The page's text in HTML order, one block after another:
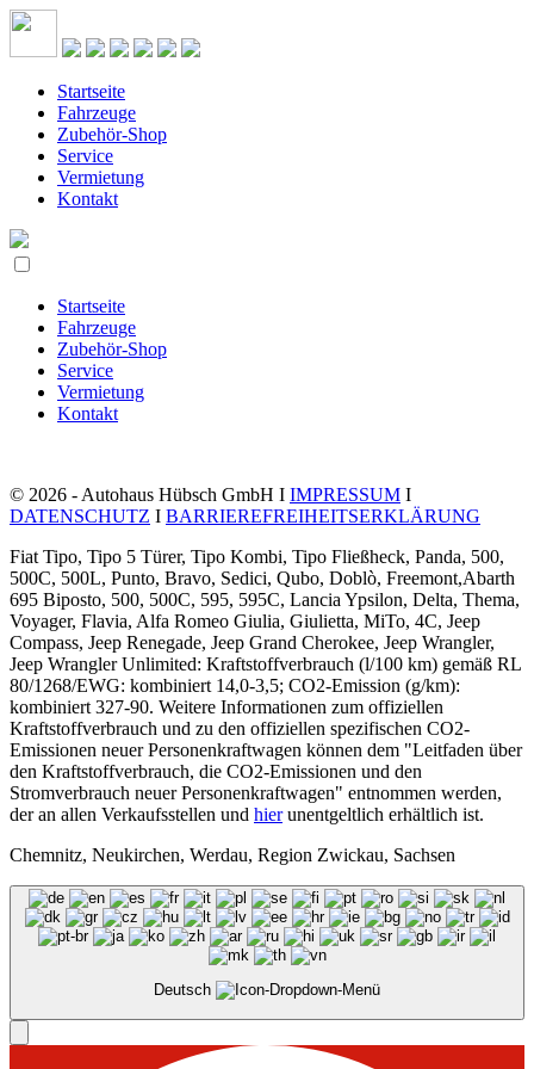
Startseite
Fahrzeuge
Zubehör-Shop
Service
Vermietung
Kontakt
Startseite
Fahrzeuge
Zubehör-Shop
Service
Vermietung
Kontakt
© 2026 - Autohaus Hübsch GmbH I IMPRESSUM I
DATENSCHUTZ I BARRIEREFREIHEITSERKLÄRUNG
Fiat Tipo, Tipo 5 Türer, Tipo Kombi, Tipo Fließheck, Panda, 500,
500C, 500L, Punto, Bravo, Sedici, Qubo, Doblò, Freemont,Abarth
695 Biposto, 500, 500C, 595, 595C, Lancia Ypsilon, Delta, Thema,
Voyager, Flavia, Alfa Romeo Giulia, Giulietta, MiTo, 4C, Jeep
Compass, Jeep Renegade, Jeep Grand Cherokee, Jeep Wrangler,
Jeep Wrangler Unlimited: Kraftstoffverbrauch (l/100 km) gemäß RL
80/1268/EWG: kombiniert 14,0-3,5; CO2-Emission (g/km):
kombiniert 327-90. Weitere Informationen zum offiziellen
Kraftstoffverbrauch und zu den offiziellen spezifischen CO2-
Emissionen neuer Personenkraftwagen können dem "Leitfaden über
den Kraftstoffverbrauch, die CO2-Emissionen und den
Stromverbrauch neuer Personenkraftwagen" entnommen werden,
der an allen Verkaufsstellen und hierunentgeltlich erhältlich ist.
Chemnitz, Neukirchen, Werdau, Region Zwickau, Sachsen
Deutsch